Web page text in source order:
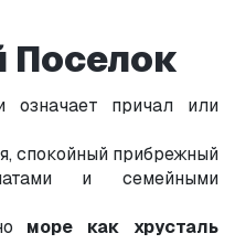
означает причал или
спокойный прибрежный
и семейными
море как хрусталь